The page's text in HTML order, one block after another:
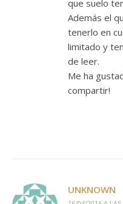
que suelo
Además el
tenerlo en
limitado y
de leer.
Me ha
compartir!
UNKNOWN